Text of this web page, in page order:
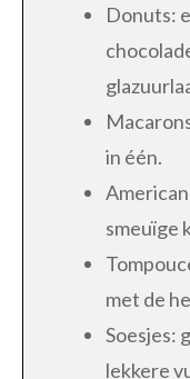
Donuts:
in één.
smeuïge
met de
Soesjes:
lekkere